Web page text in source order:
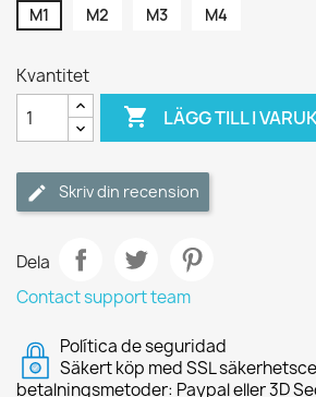
M1 M2 M3 M4
Kvantitet
 LÄGG TILL I
Skriv din recension
Dela
Contact support team
Política de seguridad
Säkert köp med SSL
betalningsmetoder: Paypal eller 3D